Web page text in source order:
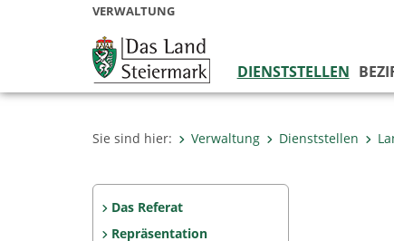
VERWALTUNG
DIENSTSTELLEN
Sie sind hier: Verwaltung Dienststellen
Das Referat
Repräsentation